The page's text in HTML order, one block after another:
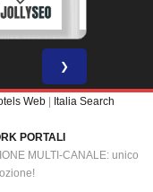
❯
Web Italia Search
PORTALI
MULTI-CANALE: unico